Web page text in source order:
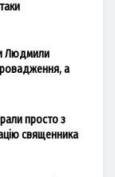
Людмили
а
просто з
священника